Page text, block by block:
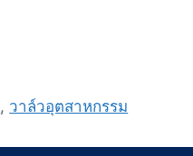
, วาล์วอุตสาหกรรม